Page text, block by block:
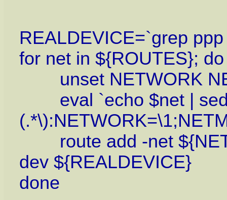
REALDEVICE=`grep
for net in ${ROUTES}; do
unset NETWORK
eval `echo $net | sed
route add -net
dev ${REALDEVICE}
done